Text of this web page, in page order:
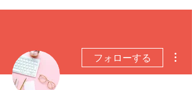
フォローする